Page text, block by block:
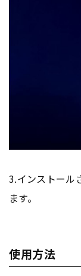
3.インストール
ます。
使用方法